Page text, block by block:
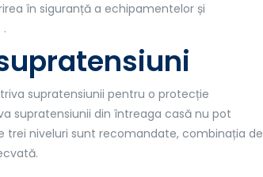
în siguranță a echipamentelor și
supratensiunii pentru o protecție
supratensiunii din întreaga casă nu pot
trei niveluri sunt recomandate, combinația de